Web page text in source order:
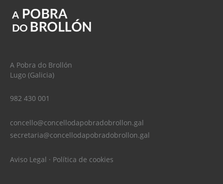
A Pobra do Brollón
Lugo (Galicia)
982 430 001
concello@concellodapobradobrollon.gal
secretaria@concellodapobradobrollon.gal
Aviso Legal · Política de cookies